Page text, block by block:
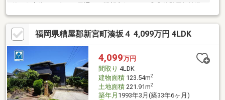
静な住宅街で日当たり風通し、眺望良好です！◎◎外壁屋根塗装
済み（2017年）◎◎キッチン・洗面化粧台・トイレ・風呂交換済
み（2020年）◎◎フローリング・クロス・建具交換済み（2020
年）◎
福岡県糟屋郡新宮町湊坂４ 4,099万円 4LDK
4,099万円
間取り 4LDK
建物面積123.54m2
土地面積221.91m2
築年月 1993年3月(築33年6ヶ月)